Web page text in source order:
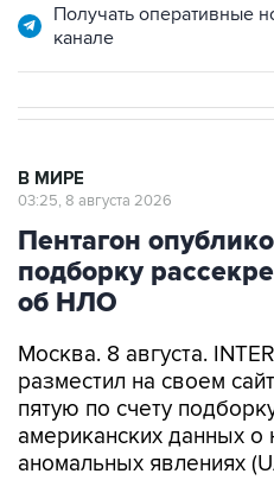
Получать оперативные
канале
В МИРЕ
03:25, 8 августа 2026
Пентагон
подборку
об НЛО
Москва. 8 августа.
разместил на своем
пятую по счету
американских данных о
аномальных явлениях